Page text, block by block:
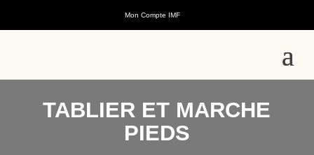
Mon Compte IMF
TABLIER ET MARCHE
PIEDS